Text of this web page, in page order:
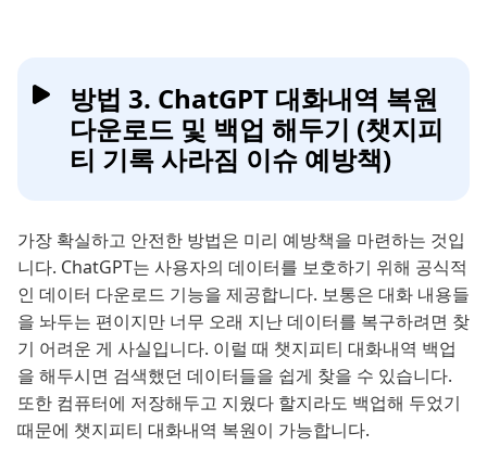
방법 3. ChatGPT 대화내역 복원
다운로드 및 백업 해두기 (챗지피
티 기록 사라짐 이슈 예방책)
가장 확실하고 안전한 방법은 미리 예방책을 마련하는 것입
니다. ChatGPT는 사용자의 데이터를 보호하기 위해 공식적
인 데이터 다운로드 기능을 제공합니다. 보통은 대화 내용들
을 놔두는 편이지만 너무 오래 지난 데이터를 복구하려면 찾
기 어려운 게 사실입니다. 이럴 때 챗지피티 대화내역 백업
을 해두시면 검색했던 데이터들을 쉽게 찾을 수 있습니다.
또한 컴퓨터에 저장해두고 지웠다 할지라도 백업해 두었기
때문에 챗지피티 대화내역 복원이 가능합니다.